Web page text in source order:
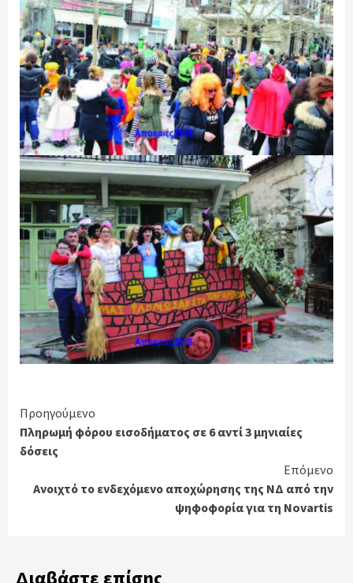
Continue
Reading
Προηγούμενο
Πληρωμή φόρου εισοδήματος σε 6 αντί 3 μηνιαίες
δόσεις
Επόμενο
Ανοιχτό το ενδεχόμενο αποχώρησης της ΝΔ από την
ψηφοφορία για τη Novartis
Διαβάστε επίσης